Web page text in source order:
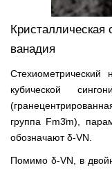
Кристаллическая
ванадия
Стехиометрический
кубической
группа Fm3̄m),
обозначают δ-VN.
Помимо δ-VN, в